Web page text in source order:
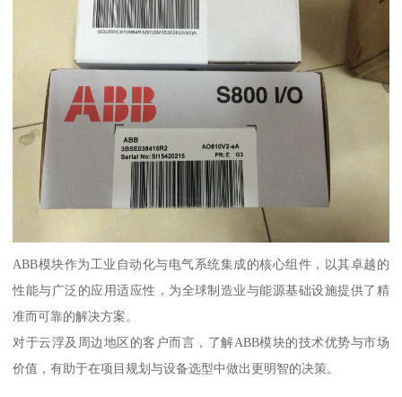
ABB模块作为工业自动化与电气系统集成的核心组件，以其卓越的
性能与广泛的应用适应性，为全球制造业与能源基础设施提供了精
准而可靠的解决方案。
对于云浮及周边地区的客户而言，了解ABB模块的技术优势与市场
价值，有助于在项目规划与设备选型中做出更明智的决策。